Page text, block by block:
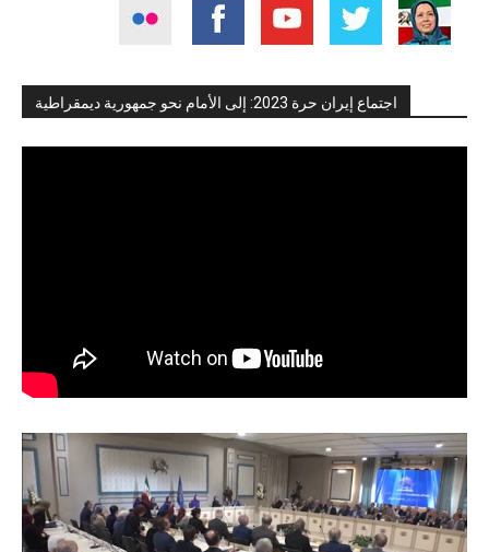
اجتماع إيران حرة 2023: إلى الأمام نحو جمهورية ديمقراطية